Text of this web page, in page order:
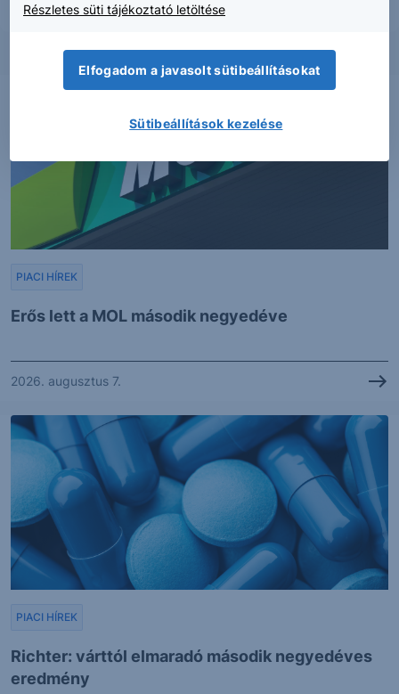
Erős lett a MOL második negyedéve
PIACI HÍREK
2026. augusztus 7.
Richter: várttól elmaradó második negyedéves
eredmény
PIACI HÍREK
Részletes süti tájékoztató letöltése
Elfogadom a javasolt sütibeállításokat
Sütibeállítások kezelése